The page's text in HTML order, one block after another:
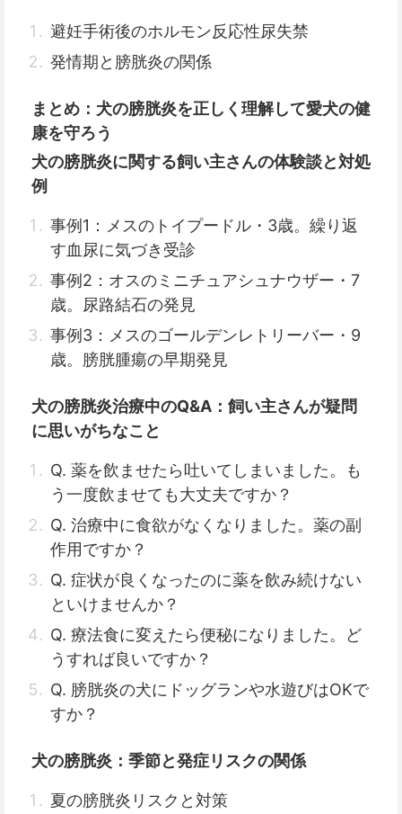
避妊手術後のホルモン反応性尿失禁
発情期と膀胱炎の関係
まとめ：犬の膀胱炎を正しく理解して愛犬の健
康を守ろう
犬の膀胱炎に関する飼い主さんの体験談と対処
例
事例1：メスのトイプードル・3歳。繰り返
す血尿に気づき受診
事例2：オスのミニチュアシュナウザー・7
歳。尿路結石の発見
事例3：メスのゴールデンレトリーバー・9
歳。膀胱腫瘍の早期発見
犬の膀胱炎治療中のQ&A：飼い主さんが疑問
に思いがちなこと
Q. 薬を飲ませたら吐いてしまいました。も
う一度飲ませても大丈夫ですか？
Q. 治療中に食欲がなくなりました。薬の副
作用ですか？
Q. 症状が良くなったのに薬を飲み続けない
といけませんか？
Q. 療法食に変えたら便秘になりました。ど
うすれば良いですか？
Q. 膀胱炎の犬にドッグランや水遊びはOKで
すか？
犬の膀胱炎：季節と発症リスクの関係
夏の膀胱炎リスクと対策